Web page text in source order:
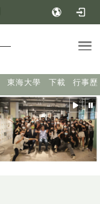
東海大學 下載 行事歷